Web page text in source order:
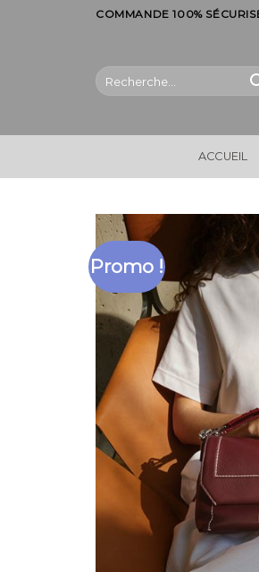
COMMANDE 100%
Recherche
pour :
ACCUEIL
Promo !